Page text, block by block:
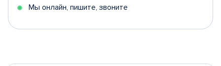
Мы онлайн, пишите, звоните